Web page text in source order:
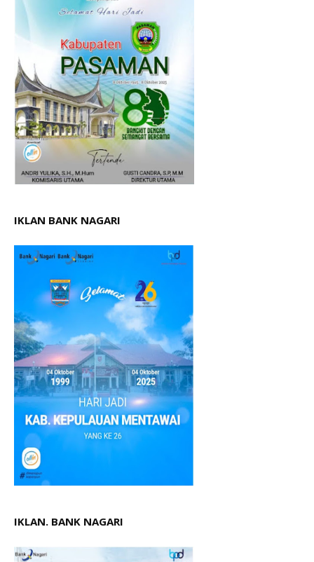
IKLAN BANK NAGARI
IKLAN. BANK NAGARI